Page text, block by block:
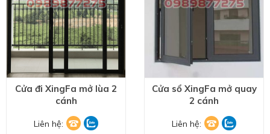
Cửa đi XingFa mở lùa 2
cánh
Liên hệ:
Cửa sổ XingFa mở quay
2 cánh
Liên hệ: